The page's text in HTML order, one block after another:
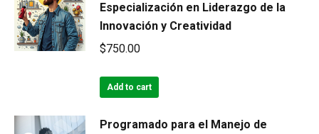
Especialización en Liderazgo de la
Innovación y Creatividad
$750.00
Add to cart
Programado para el Manejo de